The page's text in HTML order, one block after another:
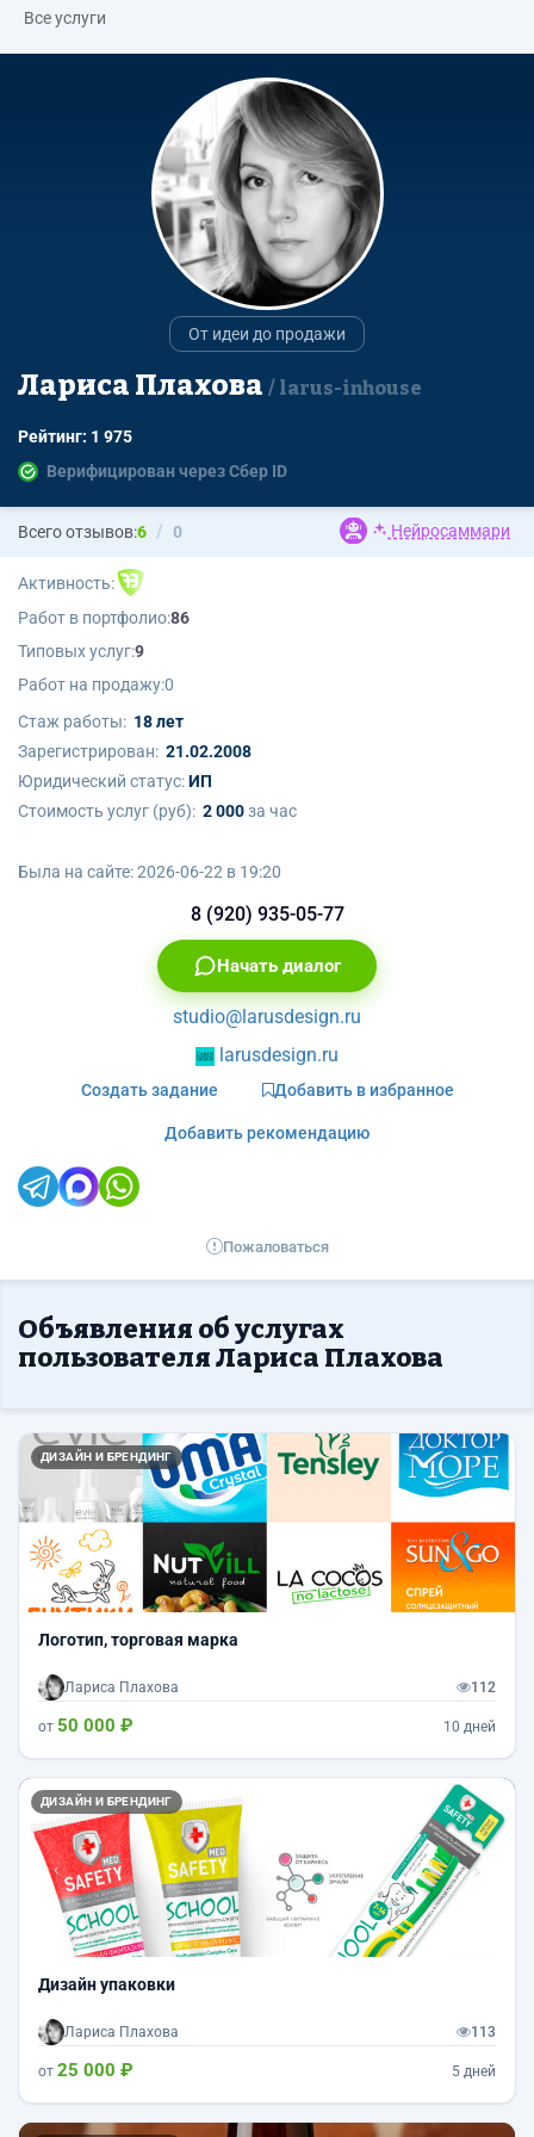
Все услуги
От идеи до продажи
Лариса Плахова larus-inhouse
Рейтинг: 1 975
Верифицирован через Сбер ID
Всего отзывов:6 0 Нейросаммари
Активность:
Работ в портфолио:86
Типовых услуг:9
Работ на продажу:0
Стаж работы: 18 лет
Зарегистрирован: 21.02.2008
Юридический статус:ИП
Стоимость услуг (руб): 2 000за час
Была на сайте:2026-06-22 в 19:20
8 (920) 935-05-77
Начать диалог
studio@larusdesign.ru
larusdesign.ru
Создать задание Добавить в избранное
Добавить рекомендацию
Пожаловаться
Объявления об услугах
пользователя Лариса Плахова
ДИЗАЙН И БРЕНДИНГ
Логотип, торговая марка
Лариса Плахова 112
от 50 000 ₽ 10 дней
ДИЗАЙН И БРЕНДИНГ
Назад
Дизайн упаковки
Лариса Плахова 113
от 25 000 ₽ 5 дней